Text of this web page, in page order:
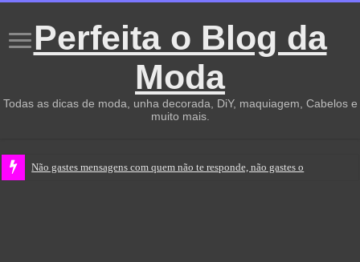
Perfeita o Blog da
Moda
Todas as dicas de moda, unha decorada, DiY, maquiagem, Cabelos e
muito mais.
Não gastes mensagens com quem não te responde, não gastes o teu t